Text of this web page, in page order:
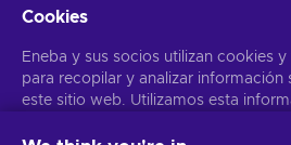
Obtén ofertas personalizadas de
Puedes darte de baja en cualquier
Cookies
Eneba y sus socios utilizan cookies
para recopilar y analizar información
este sitio web. Utilizamos esta